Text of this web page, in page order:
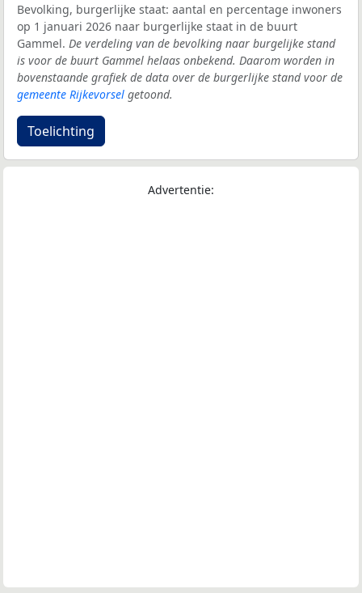
Bevolking, burgerlijke staat: aantal en percentage inwoners
op 1 januari 2026 naar burgerlijke staat in de buurt
Gammel. De verdeling van de bevolking naar burgelijke stand
is voor de buurt Gammel helaas onbekend. Daarom worden in
bovenstaande grafiek de data over de burgerlijke stand voor de
gemeente Rijkevorsel getoond.
Toelichting
Advertentie: